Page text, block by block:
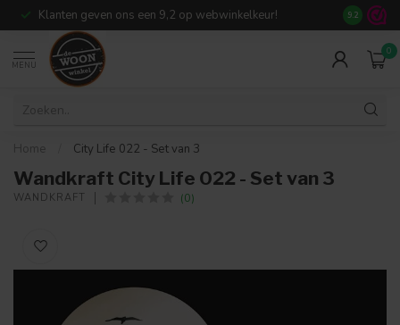
Klanten geven ons een 9,2 op webwinkelkeur! Meer dan
9.2
MENU
0
Home City Life 022 - Set van 3
Wandkraft City Life 022 - Set van 3
WANDKRAFT (0)